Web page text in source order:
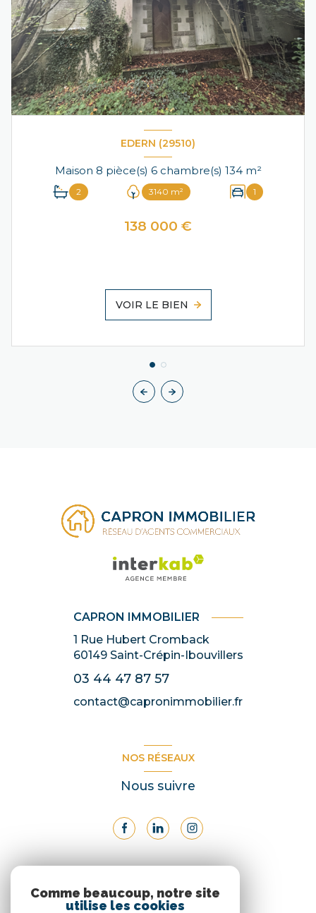
EDERN (29510)
Maison 8 pièce(s) 6 chambre(s) 134 m²
2 3140 m² 1
138 000 €
VOIR LE BIEN
CAPRON IMMOBILIER
1 Rue Hubert Cromback
60149 Saint-Crépin-Ibouvillers
03 44 47 87 57
contact@capronimmobilier.fr
NOS RÉSEAUX
Nous suivre
Nous adhérons
Comme beaucoup, notre site
utilise les cookies